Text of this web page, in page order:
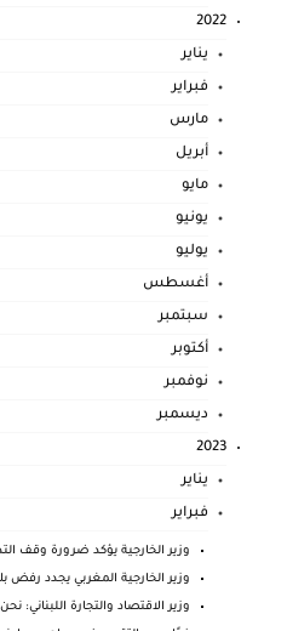
2022
يناير
فبراير
مارس
أبريل
مايو
يونيو
يوليو
أغسطس
سبتمبر
أكتوبر
نوفمبر
ديسمبر
2023
يناير
فبراير
وزير الخارجية يؤكد ضرورة وقف
وزير الخارجية المغربي يجدد رفض
وزير الاقتصاد والتجارة اللبناني: